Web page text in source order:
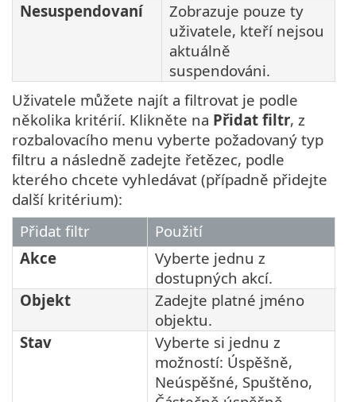
Nesuspendovaní
Zobrazuje pouze ty
uživatele, kteří nejsou
aktuálně
suspendováni.
Uživatele můžete najít a filtrovat je podle
několika kritérií. Klikněte na Přidat filtr, z
rozbalovacího menu vyberte požadovaný typ
filtru a následně zadejte řetězec, podle
kterého chcete vyhledávat (případně přidejte
další kritérium):
Přidat filtr
Použití
Akce
Vyberte jednu z
dostupných akcí.
Objekt
Zadejte platné jméno
objektu.
Stav
Vyberte si jednu z
možností: Úspěšně,
Neúspěšné, Spuštěno,